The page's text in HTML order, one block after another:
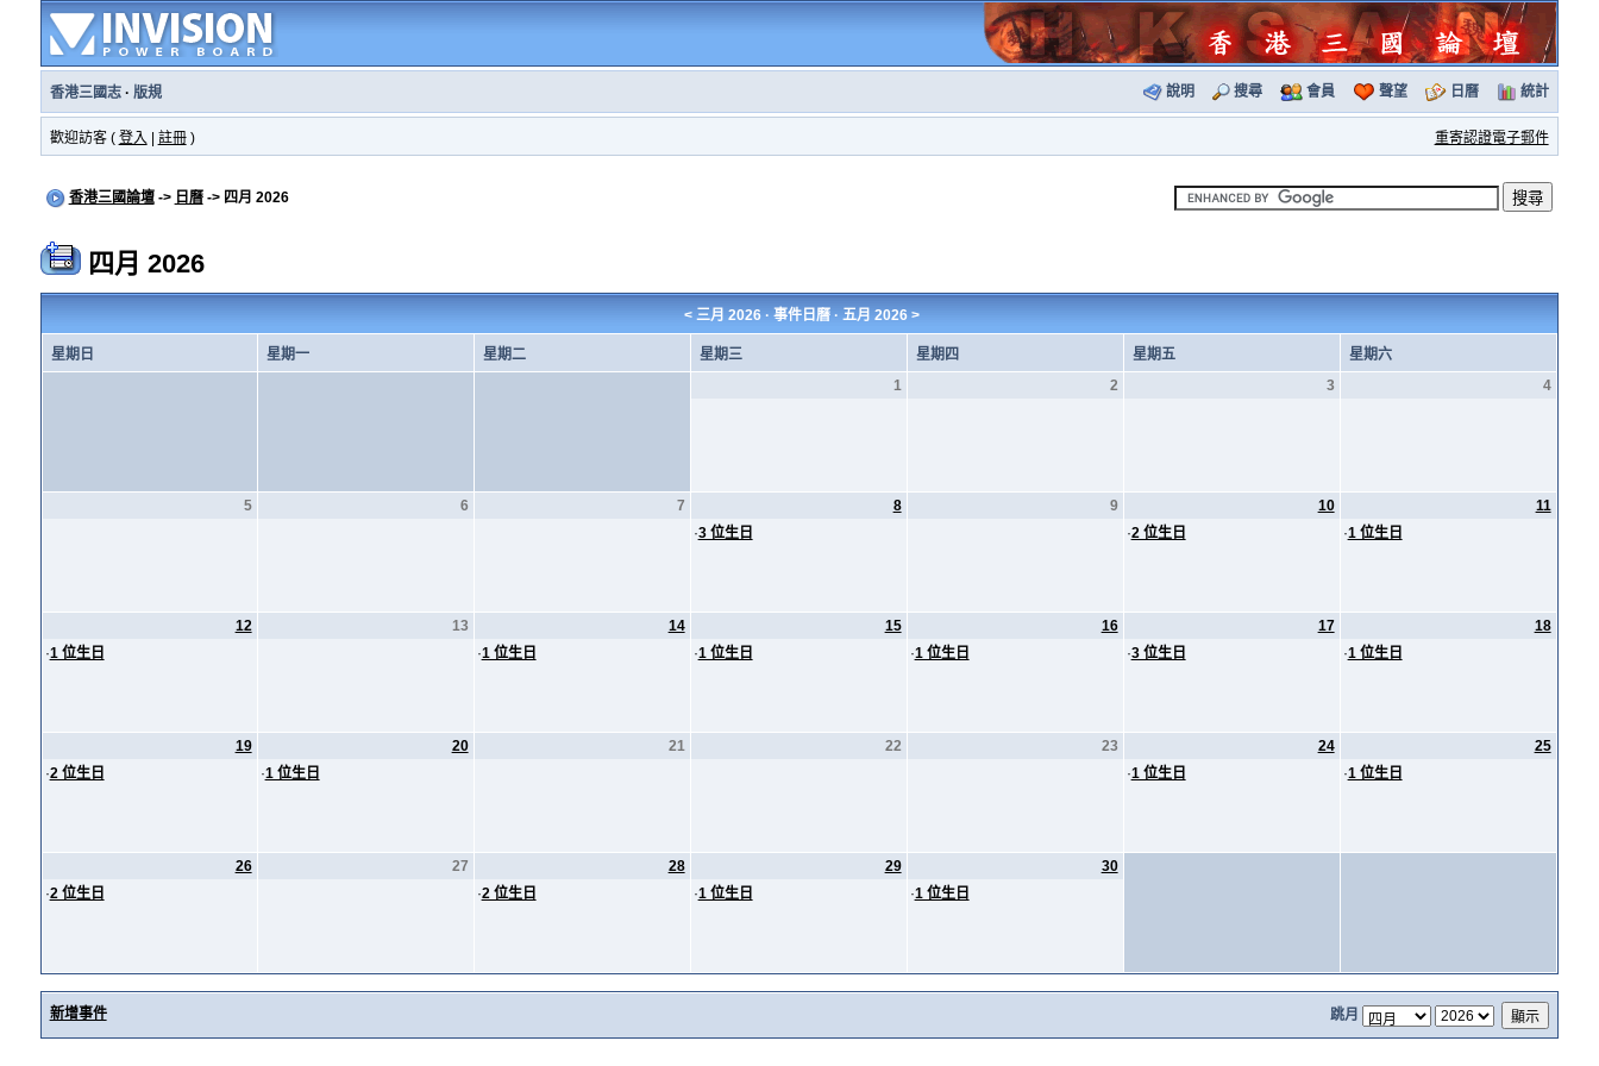
香港三國志· 版規 說明 搜尋 會員 聲望 日曆 統計
歡迎訪客 ( 登入 註冊) 重寄認證電子郵件
香港三國論壇-> 日曆-> 四月 2026
四月 2026
<三月 2026 · 事件日曆 ·五月 2026 >
星期日 星期一 星期二 星期三 星期四 星期五
星期六
1
2 3 4
5 6 7
8
·3 位生日
9
10
·2 位生日
11
·1 位生日
12
·1 位生日
13
14
·1 位生日
15
·1 位生日
16
·1 位生日
17
·3 位生日
18
·1 位生日
19
·2 位生日
20
·1 位生日
21 22 23
24
·1 位生日
25
·1 位生日
26
·2 位生日
27
28
·2 位生日
29
·1 位生日
30
·1 位生日
新增事件 跳月